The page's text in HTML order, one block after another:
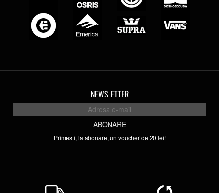
NEWSLETTER
ABONARE
Primesti, la abonare, un voucher de 20 lei!